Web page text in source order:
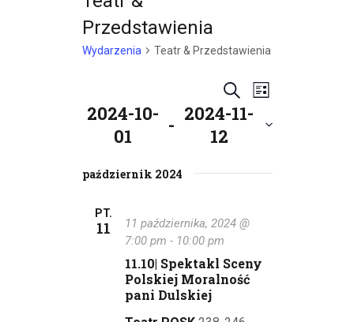
Przedstawienia
Wydarzenia Teatr & Przedstawienia
W
y
r
z
e
S
z
u
a
W
n
L
i
a
2024-10-
01
- 2024-11-
12
y
październik 2024
PT.
11
11.10| Spektakl Sceny
Polskiej Moralność
pani Dulskiej
11 października, 2024 @
7:00 pm - 10:00 pm